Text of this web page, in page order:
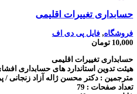
حسابداری تغییرات اقلیمی
فروشگاه, فایل پی دی اف
10,000 تومان
حسابداری تغییرات اقلیمی
هیئت تدوین استاندارد های حسابداری
مترجمین : دکتر محسن ژاله آزاد زنجانی /
تعداد صفحات : 79